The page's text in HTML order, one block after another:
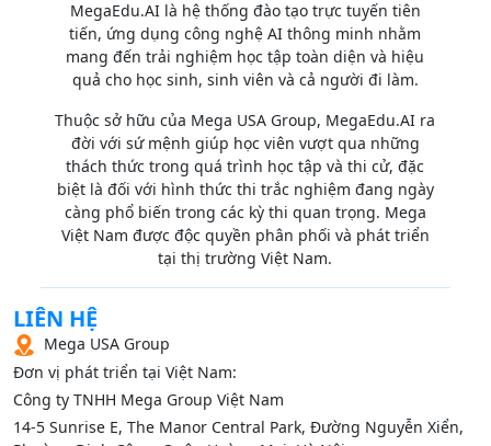
MegaEdu.AI là hệ thống đào tạo trực tuyến tiên
tiến, ứng dụng công nghệ AI thông minh nhằm
mang đến trải nghiệm học tập toàn diện và hiệu
quả cho học sinh, sinh viên và cả người đi làm.
Thuộc sở hữu của Mega USA Group, MegaEdu.AI ra
đời với sứ mệnh giúp học viên vượt qua những
thách thức trong quá trình học tập và thi cử, đặc
biệt là đối với hình thức thi trắc nghiệm đang ngày
càng phổ biến trong các kỳ thi quan trọng. Mega
Việt Nam được độc quyền phân phối và phát triển
tại thị trường Việt Nam.
LIÊN HỆ
Mega USA Group
Đơn vị phát triển tại Việt Nam:
Công ty TNHH Mega Group Việt Nam
14‑5 Sunrise E, The Manor Central Park, Đường Nguyễn Xiển,